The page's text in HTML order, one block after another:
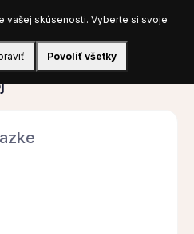
Prihlásiť sa
vašej skúsenosti. Vyberte si svoje
Povoliť všetky